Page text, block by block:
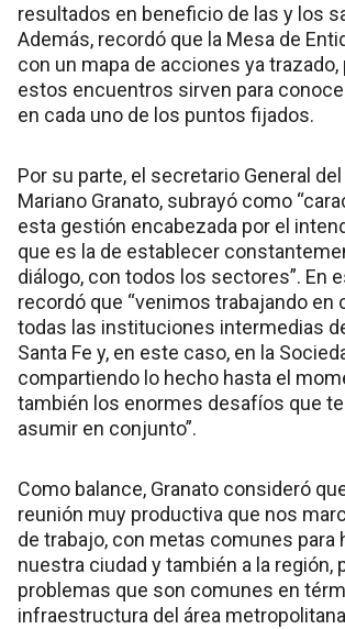
resultados en beneficio de las y los
Además, recordó que la Mesa de
con un mapa de acciones ya trazado,
estos encuentros sirven para
en cada uno de los puntos fijados.
Por su parte, el secretario General
Mariano Granato, subrayó como
esta gestión encabezada por el
que es la de establecer
diálogo, con todos los sectores”. En
recordó que “venimos trabajando en
todas las instituciones intermedias
Santa Fe y, en este caso, en la
compartiendo lo hecho hasta el
también los enormes desafíos que
asumir en conjunto”.
Como balance, Granato consideró
reunión muy productiva que nos
de trabajo, con metas comunes para
nuestra ciudad y también a la región,
problemas que son comunes en
infraestructura del área